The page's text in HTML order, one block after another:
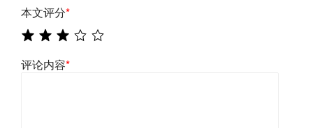
本文评分*
评论内容*